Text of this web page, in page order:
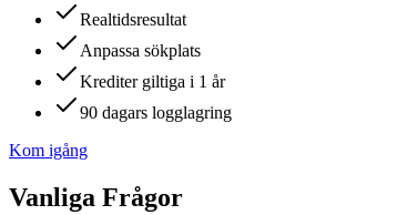
Realtidsresultat
Anpassa sökplats
Krediter giltiga i 1 år
90 dagars logglagring
Kom igång
Vanliga Frågor